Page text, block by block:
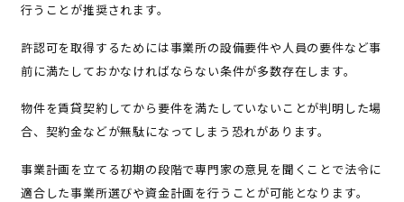
行うことが推奨されます。
許認可を取得するためには事業所の設備要件や人員の要件など事
前に満たしておかなければならない条件が多数存在します。
物件を賃貸契約してから要件を満たしていないことが判明した場
合、契約金などが無駄になってしまう恐れがあります。
事業計画を立てる初期の段階で専門家の意見を聞くことで法令に
適合した事業所選びや資金計画を行うことが可能となります。